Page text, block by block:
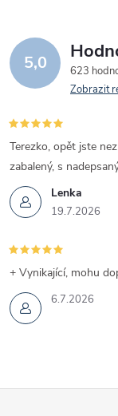
5,0
623
Zobrazit
Lenka
19.7.2026
Terezko, opět jste
zabalený, s
6.7.2026
+ Vynikající, mohu